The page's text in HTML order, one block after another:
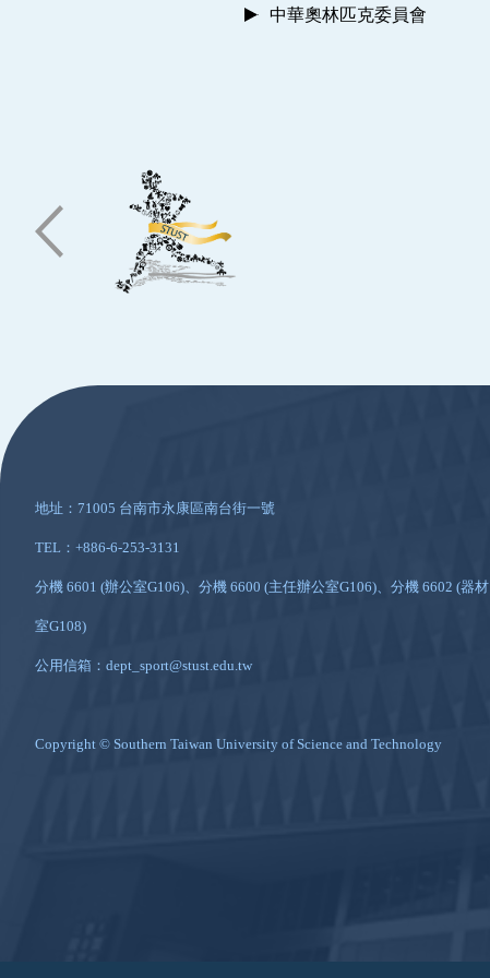
中華奧林匹克委員會
地址：71005 台南市永康區南台街一號
TEL：+886-6-253-3131
分機 6601 (辦公室G106)、分機 6600 (主任辦公室G106)、分機 6602 (器材
室G108)
公用信箱：dept_sport@stust.edu.tw
Copyright © Southern Taiwan University of Science and Technology